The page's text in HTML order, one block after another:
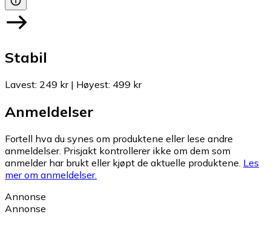
Stabil
Lavest: 249 kr| Høyest: 499 kr
Anmeldelser
Fortell hva du synes om produktene eller lese andre
anmeldelser. Prisjakt kontrollerer ikke om dem som
anmelder har brukt eller kjøpt de aktuelle produktene. Les
mer om anmeldelser.
Annonse
Annonse